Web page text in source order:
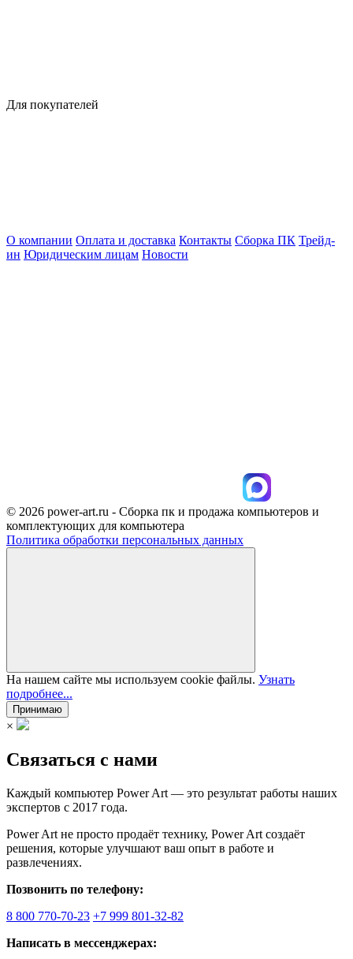
Для покупателей
О компании Оплата и доставка Контакты Сборка ПК Трейд-
ин Юридическим лицам Новости
© 2026 power-art.ru - Сборка пк и продажа компьютеров и
комплектующих для компьютера
Политика обработки персональных данных
На нашем сайте мы используем cookie файлы. Узнать
подробнее...
Принимаю
×
Связаться с нами
Каждый компьютер Power Art — это результат работы наших
экспертов с 2017 года.
Power Art не просто продаёт технику, Power Art создаёт
решения, которые улучшают ваш опыт в работе и
развлечениях.
Позвонить по телефону:
8 800 770-70-23 +7 999 801-32-82
Написать в мессенджерах: